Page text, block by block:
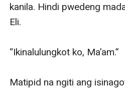
kanila. Hindi pwedeng
Eli.
“Ikinalulungkot ko, Ma’am.”
Matipid na ngiti ang